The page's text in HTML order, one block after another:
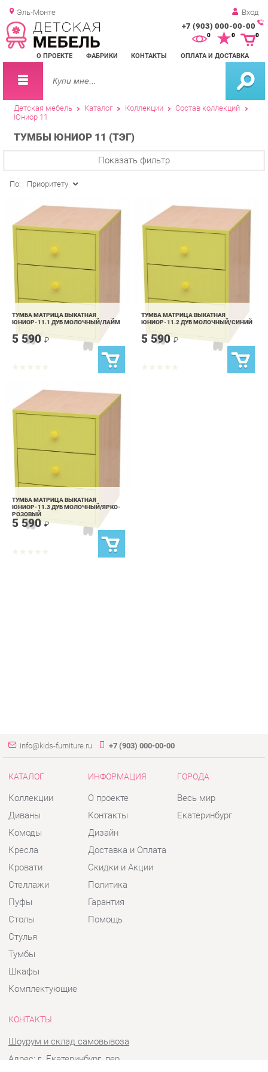
Эль-Монте Вход
+7 (903) 000-00-00
О ПРОЕКТЕ ФАБРИКИ КОНТАКТЫ ОПЛАТА И ДОСТАВКА
0 0
Детская мебель Каталог Коллекции Состав коллекций
Юниор 11
ТУМБЫ ЮНИОР 11 (ТЭГ)
ТУМБА МАТРИЦА ВЫКАТНАЯ
5 590₽
ТУМБА МАТРИЦА ВЫКАТНАЯ
5 590 ₽
ЮНИОР-11.3 ДУБ МОЛОЧНЫЙ/ЯРКО-
5 590₽
КАТАЛОГ
Диваны
Комоды
Кресла
Кровати
Стеллажи
Пуфы
Столы
Стулья
Тумбы
Шкафы
Комплектующие
ИНФОРМАЦИЯ
Контакты
Дизайн
Доставка и Оплата
Скидки и Акции
Политика
Гарантия
Помощь
ГОРОДА
Екатеринбург
КОНТАКТЫ
Адрес: г. Екатеринбург, пер.
Телефон: +7 (903) 000-00-00